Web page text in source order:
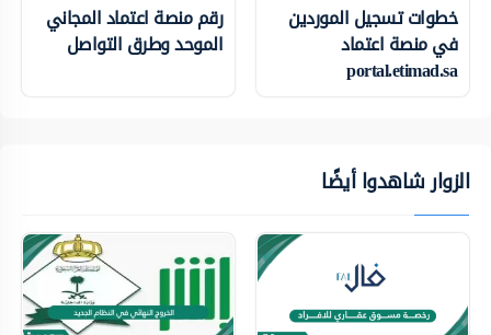
خطوات تسجيل الموردين
في منصة اعتماد
portal.etimad.sa
رقم منصة اعتماد المجاني
الموحد وطرق التواصل
الزوار شاهدوا أيضًا